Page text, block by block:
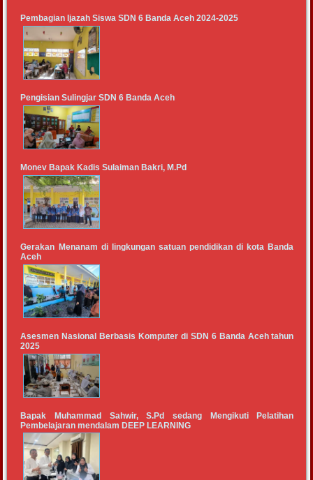
Pembagian Ijazah Siswa SDN 6 Banda Aceh 2024-2025
Pengisian Sulingjar SDN 6 Banda Aceh
Monev Bapak Kadis Sulaiman Bakri, M.Pd
Gerakan Menanam di lingkungan satuan pendidikan di kota Banda
Aceh
Asesmen Nasional Berbasis Komputer di SDN 6 Banda Aceh tahun
2025
Bapak Muhammad Sahwir, S.Pd sedang Mengikuti Pelatihan
Pembelajaran mendalam DEEP LEARNING